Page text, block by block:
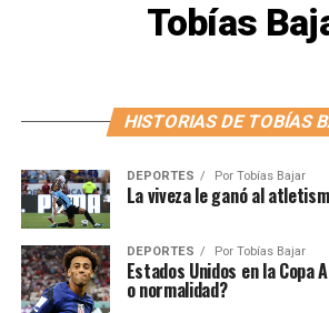
Tobías
HISTORIAS DE TOBÍAS
DEPORTES Por Tobías Bajar
La viveza le ganó al
DEPORTES Por Tobías Bajar
Estados Unidos en la Copa
o normalidad?